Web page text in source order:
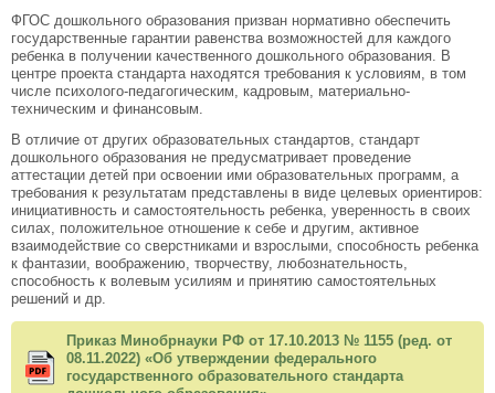
ФГОС дошкольного образования призван нормативно обеспечить
государственные гарантии равенства возможностей для каждого
ребенка в получении качественного дошкольного образования. В
центре проекта стандарта находятся требования к условиям, в том
числе психолого-педагогическим, кадровым, материально-
техническим и финансовым.
В отличие от других образовательных стандартов, стандарт
дошкольного образования не предусматривает проведение
аттестации детей при освоении ими образовательных программ, а
требования к результатам представлены в виде целевых ориентиров:
инициативность и самостоятельность ребенка, уверенность в своих
силах, положительное отношение к себе и другим, активное
взаимодействие со сверстниками и взрослыми, способность ребенка
к фантазии, воображению, творчеству, любознательность,
способность к волевым усилиям и принятию самостоятельных
решений и др.
Приказ Минобрнауки РФ от 17.10.2013 № 1155 (ред. от
08.11.2022) «Об утверждении федерального
государственного образовательного стандарта